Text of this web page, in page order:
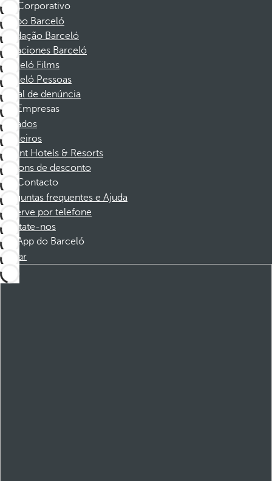
Corporativo
Grupo Barceló
Fundação Barceló
Vacaciones Barceló
Barceló Films
Barceló Pessoas
Canal de denúncia
Empresas
Afiliados
Parceiros
Dorint Hotels & Resorts
Cupons de desconto
Contacto
Perguntas frequentes e Ajuda
Reserve por telefone
Contate-nos
App do Barceló
Baixar